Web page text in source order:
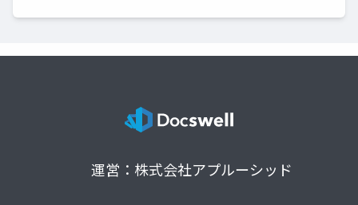
運営：株式会社アプルーシッド